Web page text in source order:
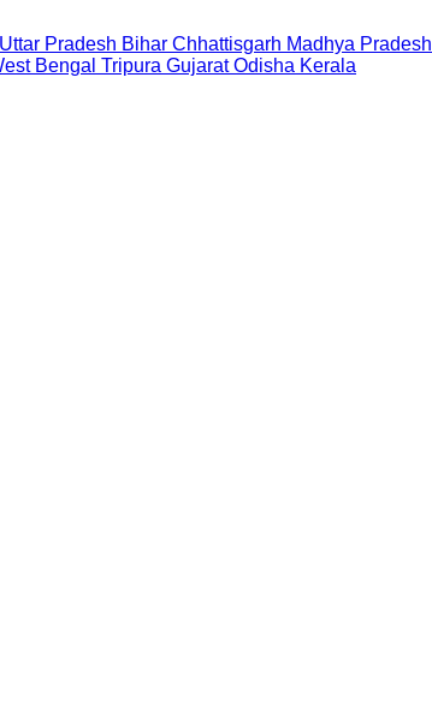
Uttar Pradesh Bihar Chhattisgarh Madhya Pradesh
Bengal Tripura Gujarat Odisha Kerala